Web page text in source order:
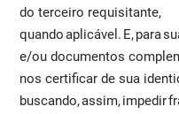
do terceiro requisitante,
quando aplicável. E, para
e/ou documentos
nos certificar de sua
buscando, assim, impedir